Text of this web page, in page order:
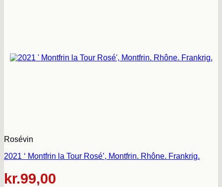
Rosévin
2021 ‘ Montfrin la Tour Rosé’, Montfrin. Rhône. Frankrig.
kr.99,00